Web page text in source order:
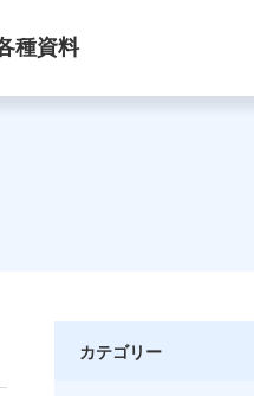
種資料
カテゴリー